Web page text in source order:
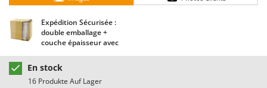
Chaudrons électriques pour polenta
Cisailles à gazon à batterie
Cisailles taille-haies manuelles
Climatiseurs
Compresseurs d'air électriques
Barbieri
Batavia
Benassi
Beper
Berkel
Expédition Sécurisée :
double emballage +
couche épaisseur avec
En stock
16 Produkte Auf Lager